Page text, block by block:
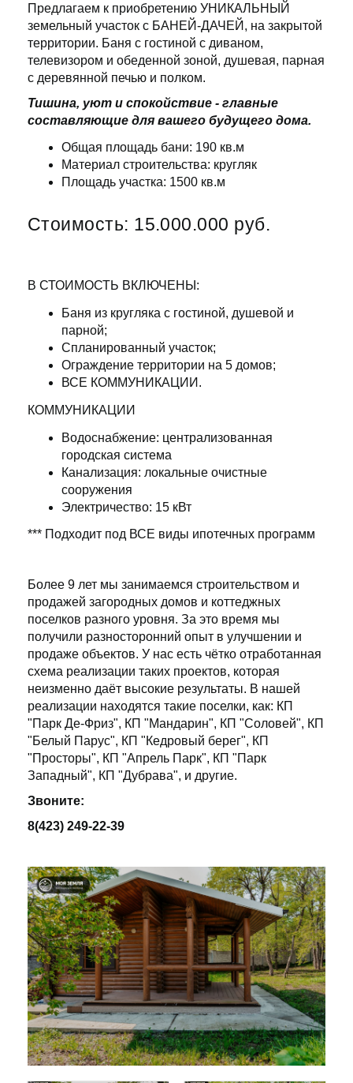
Предлагаем к приобретению УНИКАЛЬНЫЙ
земельный участок с БАНЕЙ-ДАЧЕЙ, на закрытой
территории. Баня с гостиной с диваном,
телевизором и обеденной зоной, душевая, парная
с деревянной печью и полком.
Тишина, уют и спокойствие - главные
составляющие для вашего будущего дома.
Общая площадь бани: 190 кв.м
Материал строительства: кругляк
Площадь участка: 1500 кв.м
Стоимость: 15.000.000 руб.
В СТОИМОСТЬ ВКЛЮЧЕНЫ:
Баня из кругляка с гостиной, душевой и
парной;
Спланированный участок;
Ограждение территории на 5 домов;
ВСЕ КОММУНИКАЦИИ.
КОММУНИКАЦИИ
Водоснабжение: централизованная
городская система
Канализация: локальные очистные
сооружения
Электричество: 15 кВт
*** Подходит под ВСЕ виды ипотечных программ
Более 9 лет мы занимаемся строительством и
продажей загородных домов и коттеджных
поселков разного уровня. За это время мы
получили разносторонний опыт в улучшении и
продаже объектов. У нас есть чётко отработанная
схема реализации таких проектов, которая
неизменно даёт высокие результаты. В нашей
реализации находятся такие поселки, как: КП
"Парк Де-Фриз", КП "Мандарин", КП "Соловей", КП
"Белый Парус", КП "Кедровый берег", КП
"Просторы", КП "Апрель Парк", КП "Парк
Западный", КП "Дубрава", и другие.
Звоните:
8(423) 249-22-39